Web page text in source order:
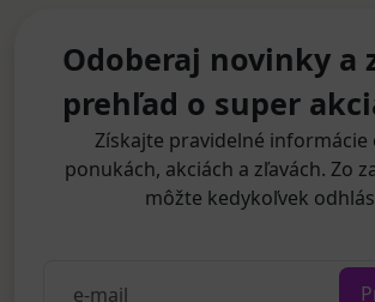
Odoberaj novinky a
prehľad o super
Získajte pravidelné informácie
ponukách, akciách a zľavách. Zo
môžte kedykoľvek